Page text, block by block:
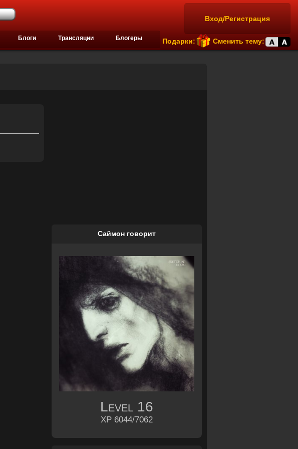
Вход/Регистрация
Подарки: Сменить тему:
Блоги Трансляции Блогеры
Саймон говорит
Level 16
XP 6044/7062